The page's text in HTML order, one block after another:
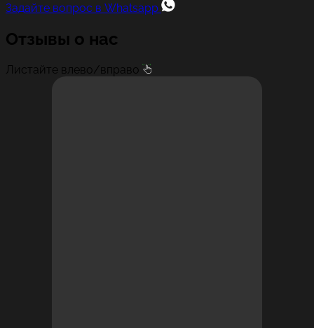
Задайте вопрос в Whatsapp
Отзывы о нас
Листайте влево/вправо